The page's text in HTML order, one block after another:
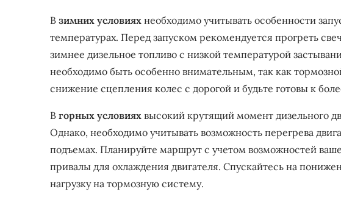
В зимних условиях необходимо учитывать особенности
температурах. Перед запуском рекомендуется прогреть
зимнее дизельное топливо с низкой температурой
необходимо быть особенно внимательным, так как
снижение сцепления колес с дорогой и будьте готовы к
В горных условиях высокий крутящий момент дизельного
Однако, необходимо учитывать возможность перегрева
подъемах. Планируйте маршрут с учетом возможностей
привалы для охлаждения двигателя. Спускайтесь на
нагрузку на тормозную систему.